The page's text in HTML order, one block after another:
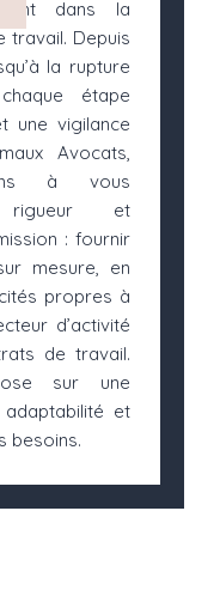
dans la
travail. Depuis
la rupture
étape
une vigilance
Avocats,
à vous
rigueur et
: fournir
mesure, en
propres à
d’activité
de travail.
sur une
adaptabilité et
besoins.